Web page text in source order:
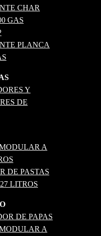
CHAR
GAS
PLANCA
Y
DE
A
DE PASTAS
LITROS
DE PAPAS
A